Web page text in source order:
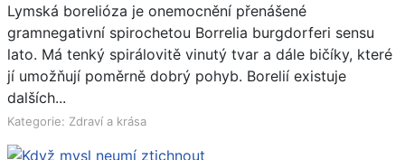
Lymská borelióza je onemocnění přenášené
gramnegativní spirochetou Borrelia burgdorferi sensu
lato. Má tenký spirálovitě vinutý tvar a dále bičíky, které
jí umožňují poměrně dobrý pohyb. Borelií existuje
dalších...
Kategorie: Zdraví a krása